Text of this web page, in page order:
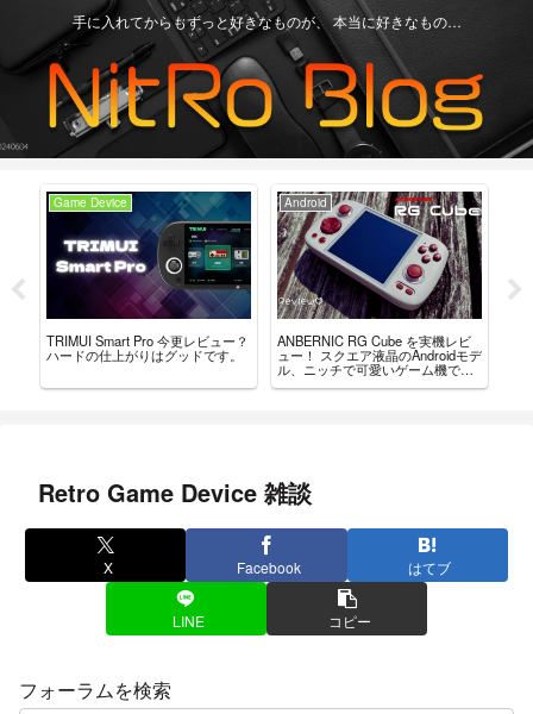
手に入れてからもずっと好きなものが、 本当に好きなもの…
Game Device
TRIMUI Smart Pro 今更レビュー？
ハードの仕上がりはグッドです。
Android
ANBERNIC RG Cube を実機レビ
ュー！ スクエア液晶のAndroidモデ
ル、ニッチで可愛いゲーム機で
Retro Game Device 雑談
X Facebook はてブ
LINE コピー
フォーラムを検索